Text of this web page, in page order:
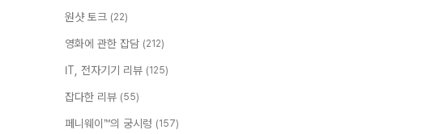
원샷 토크 (22)
영화에 관한 잡담 (212)
IT, 전자기기 리뷰 (125)
잡다한 리뷰 (55)
페니웨이™의 궁시렁 (157)